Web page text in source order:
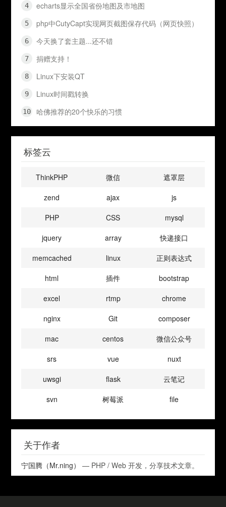
echarts显示全国省份地图及市地图
php中CutyCapt实现网页截图保存代码（网页快照）
今天换了套主题...还不错
捐赠支持！
Linux下安装QT
Linux时间戳转换
哈佛推荐的20个快乐的习惯
标签云
ThinkPHP 微信
遮罩层
zend
ajax
js
PHP
CSS
mysql
jquery
array
快递接口
memcached
linux
正则表达式
html
插件
bootstrap
excel
rtmp
chrome
nginx
Git
composer
mac
centos
微信公众号
srs
vue
nuxt
uwsgi
flask
云笔记
svn
树莓派 file
关于作者
宁国腾（Mr.ning） — PHP / Web 开发，分享技术文章。